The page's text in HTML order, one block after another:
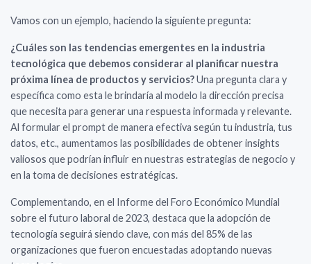
Vamos con un ejemplo, haciendo la siguiente pregunta:
¿Cuáles son las tendencias emergentes en la industria
tecnológica que debemos considerar al planificar nuestra
próxima línea de productos y servicios?Una pregunta clara y
específica como esta le brindaría al modelo la dirección precisa
que necesita para generar una respuesta informada y relevante.
Al formular el prompt de manera efectiva según tu industria, tus
datos, etc., aumentamos las posibilidades de obtener insights
valiosos que podrían influir en nuestras estrategias de negocio y
en la toma de decisiones estratégicas.
Complementando, en el Informe del Foro Económico Mundial
sobre el futuro laboral de 2023, destaca que la adopción de
tecnología seguirá siendo clave, con más del 85% de las
organizaciones que fueron encuestadas adoptando nuevas